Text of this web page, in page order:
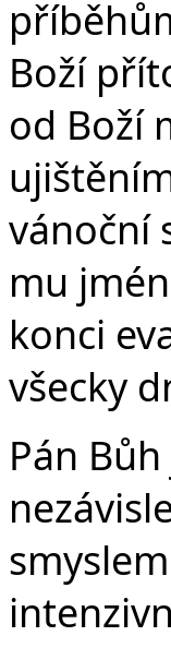
Boží
od Boží
vánoční
mu
konci
všecky
Pán